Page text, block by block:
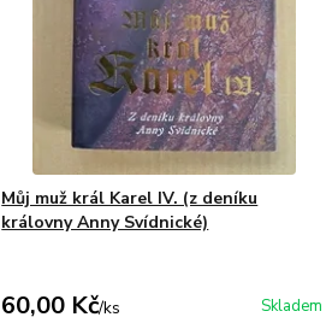
Můj muž král Karel IV. (z deníku
královny Anny Svídnické)
60,00 Kč/ks Skladem